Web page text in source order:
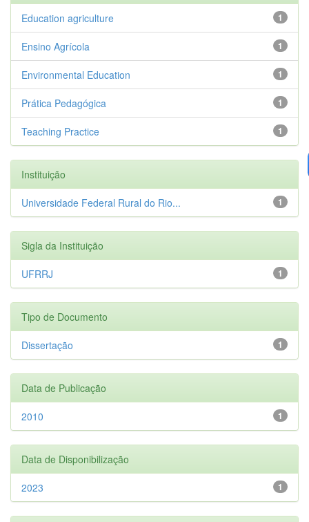
1
Education agriculture
1
Ensino Agrícola
1
Environmental Education
1
Prática Pedagógica
1
Teaching Practice
Instituição
1
Universidade Federal Rural do Rio...
Sigla da Instituição
1
UFRRJ
Tipo de Documento
1
Dissertação
Data de Publicação
1
2010
Data de Disponibilização
1
2023